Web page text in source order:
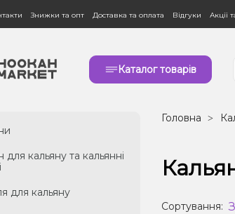
Знижки та опт Доставка та оплата Відгуки Акції
Каталог товарів
кальяну та кальянні
для кальяну
кальяну та кальянні
для кальяну
Головна
Сортування: